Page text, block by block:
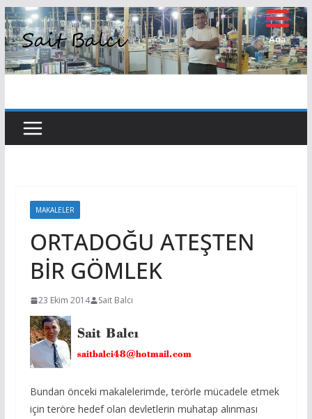
Skip
to
content
MAKALELER
ORTADOĞU ATEŞTEN
BİR GÖMLEK
23 Ekim 2014 Sait Balcı
Bundan önceki makalelerimde, terörle mücadele etmek
için teröre hedef olan devletlerin muhatap alınması
Ana
Sayfa